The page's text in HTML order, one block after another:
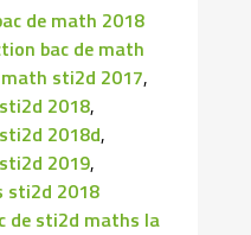
de math 2018
bac de math
sti2d 2017,
2018,
2018d,
2019,
sti2d 2018
de sti2d maths la